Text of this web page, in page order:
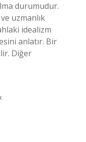
durumudur.
uzmanlık
idealizm
anlatır. Bir
Diğer